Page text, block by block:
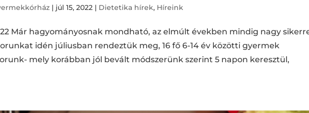
| júl 15, 2022 | Dietetika hírek, Híreink
Már hagyományosnak mondható, az elmúlt években mindig nagy
idén júliusban rendeztük meg, 16 fő 6-14 év közötti gyermek
mely korábban jól bevált módszerünk szerint 5 napon keresztül,